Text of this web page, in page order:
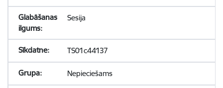
Sesija
TS01c44137
Nepieciešams